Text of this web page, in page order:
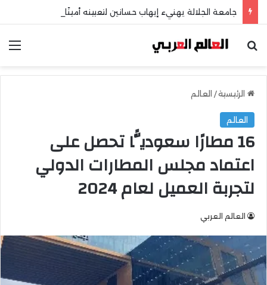
بحث عن
الرئيسية/ العالم
العالم
16 مطارًا سعوديًّا تحصل على
اعتماد مجلس المطارات الدولي
لتجربة العميل لعام 2024
العالم العربي